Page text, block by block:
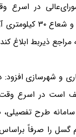
در اسرع
گسل‌های شهر تهران
ذیربط ابلاغ
است در اسرع
طرح تفصیلی،
گسل را صرفاً